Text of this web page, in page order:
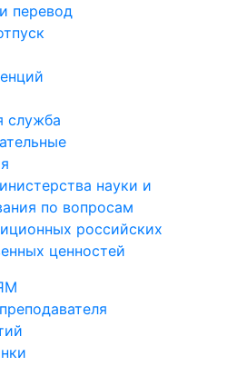
перевод
служба
науки и
по вопросам
российских
ценностей